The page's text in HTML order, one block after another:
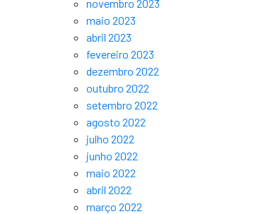
novembro 2023
maio 2023
abril 2023
fevereiro 2023
dezembro 2022
outubro 2022
setembro 2022
agosto 2022
julho 2022
junho 2022
maio 2022
abril 2022
março 2022